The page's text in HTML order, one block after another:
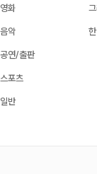
영화
음악
공연/출판
스포츠
일반